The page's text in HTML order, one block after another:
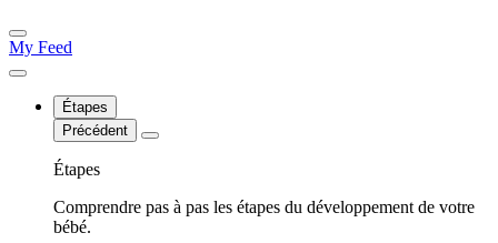
My Feed
Étapes
Précédent
Étapes
Comprendre pas à pas les étapes du développement de votre
bébé.